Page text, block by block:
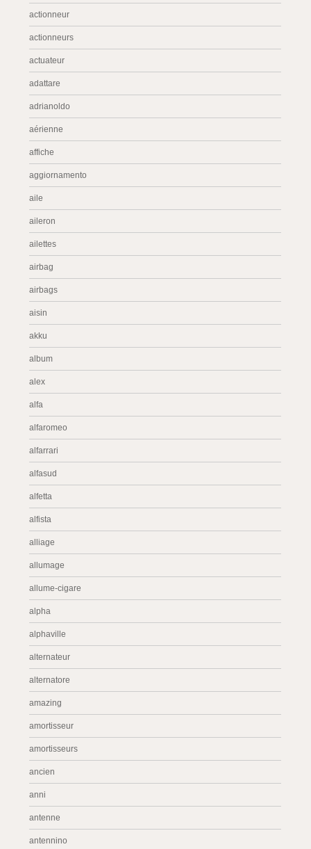
actionneur
actionneurs
actuateur
adattare
adrianoldo
aérienne
affiche
aggiornamento
aile
aileron
ailettes
airbag
airbags
aisin
akku
album
alex
alfa
alfaromeo
alfarrari
alfasud
alfetta
alfista
alliage
allumage
allume-cigare
alpha
alphaville
alternateur
alternatore
amazing
amortisseur
amortisseurs
ancien
anni
antenne
antennino